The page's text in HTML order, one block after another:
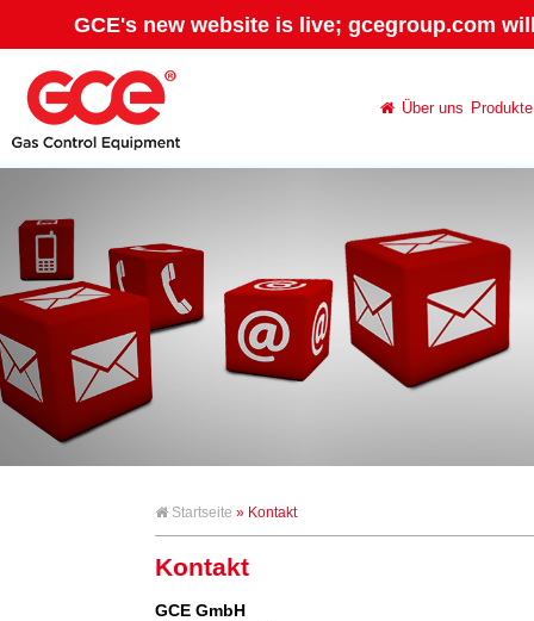
GCE's new website is live; gcegroup.com
Über uns Produkte
Startseite » Kontakt
Kontakt
GCE GmbH